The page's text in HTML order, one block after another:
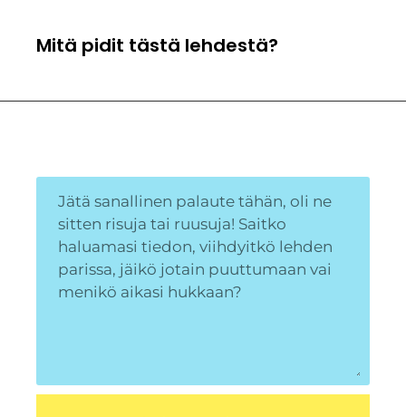
Mitä pidit tästä lehdestä?